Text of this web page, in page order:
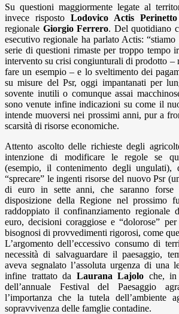
Su questioni maggiormente legate al
invece risposto Lodovico Actis Perinetto
regionale Giorgio Ferrero. Del quotidiano
esecutivo regionale ha parlato Actis:
serie di questioni rimaste per troppo tempo
intervento su crisi congiunturali di prodotto –
fare un esempio – e lo sveltimento dei
su misure del Psr, oggi impantanati per
sovente inutili o comunque assai
sono venute infine indicazioni su come il
intende muoversi nei prossimi anni, pur a
scarsità di risorse economiche.
Attento ascolto delle richieste degli
intenzione di modificare le regole se
(esempio, il contenimento degli ungulati),
“sprecare” le ingenti risorse del nuovo Psr
di euro in sette anni, che saranno
disposizione della Regione nel prossimo
raddoppiato il confinanziamento
euro, decisioni coraggiose e “dolorose”
bisognosi di provvedimenti rigorosi, come
L’argomento dell’eccessivo consumo di
necessità di salvaguardare il paesaggio,
aveva segnalato l’assoluta urgenza di una
infine trattato da Laurana Lajolo che, in
dell’annuale Festival del Paesaggio
l’importanza che la tutela dell’ambiente
sopravvivenza delle famglie contadine.